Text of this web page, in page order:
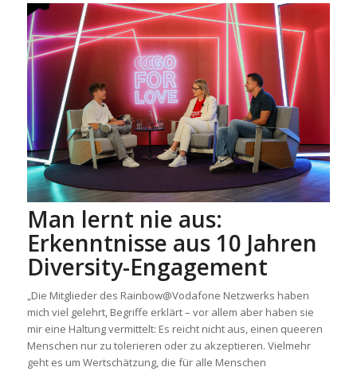
Man lernt nie aus:
Erkenntnisse aus 10 Jahren
Diversity-Engagement
„Die Mitglieder des Rainbow@Vodafone Netzwerks haben
mich viel gelehrt, Begriffe erklärt – vor allem aber haben sie
mir eine Haltung vermittelt: Es reicht nicht aus, einen queeren
Menschen nur zu tolerieren oder zu akzeptieren. Vielmehr
geht es um Wertschätzung, die für alle Menschen